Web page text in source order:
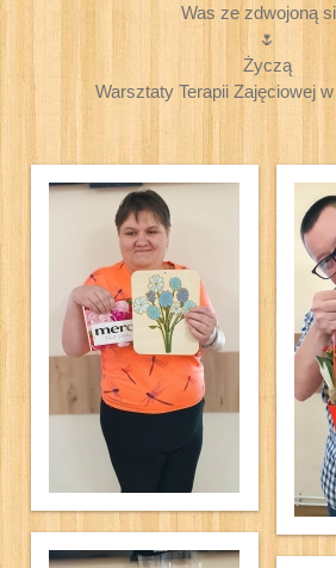
Was ze zdwojoną
🌷
Życzą
Warsztaty Terapii Zajęciowej